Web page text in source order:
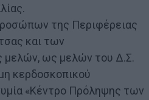
της Περιφέρειας
και των
μελών, ως μελών του Δ.Σ.
κερδοσκοπικού
«Κέντρο Πρόληψης των